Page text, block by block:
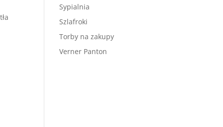
Sypialnia
Szlafroki
Torby na zakupy
Verner Panton